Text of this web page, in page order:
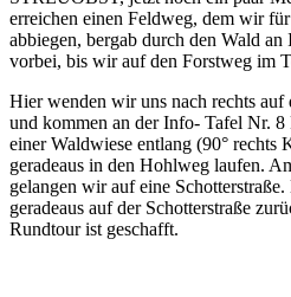
erreichen einen Feldweg, dem wir
abbiegen, bergab durch den Wald
vorbei, bis wir auf den Forstweg im
Hier wenden wir uns nach rechts auf
und kommen an der Info- Tafel Nr.
einer Waldwiese entlang (90° rechts
geradeaus in den Hohlweg laufen.
gelangen wir auf eine
geradeaus auf der Schotterstraße
Rundtour ist geschafft.